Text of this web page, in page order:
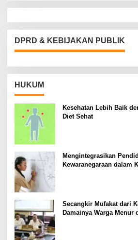
DPRD & KEBIJAKAN PUBLIK
HUKUM
Kesehatan Lebih Baik
Diet Sehat
Mengintegrasikan
Kewaranegaraan dalam
Secangkir Mufakat dari
Damainya Warga Menur